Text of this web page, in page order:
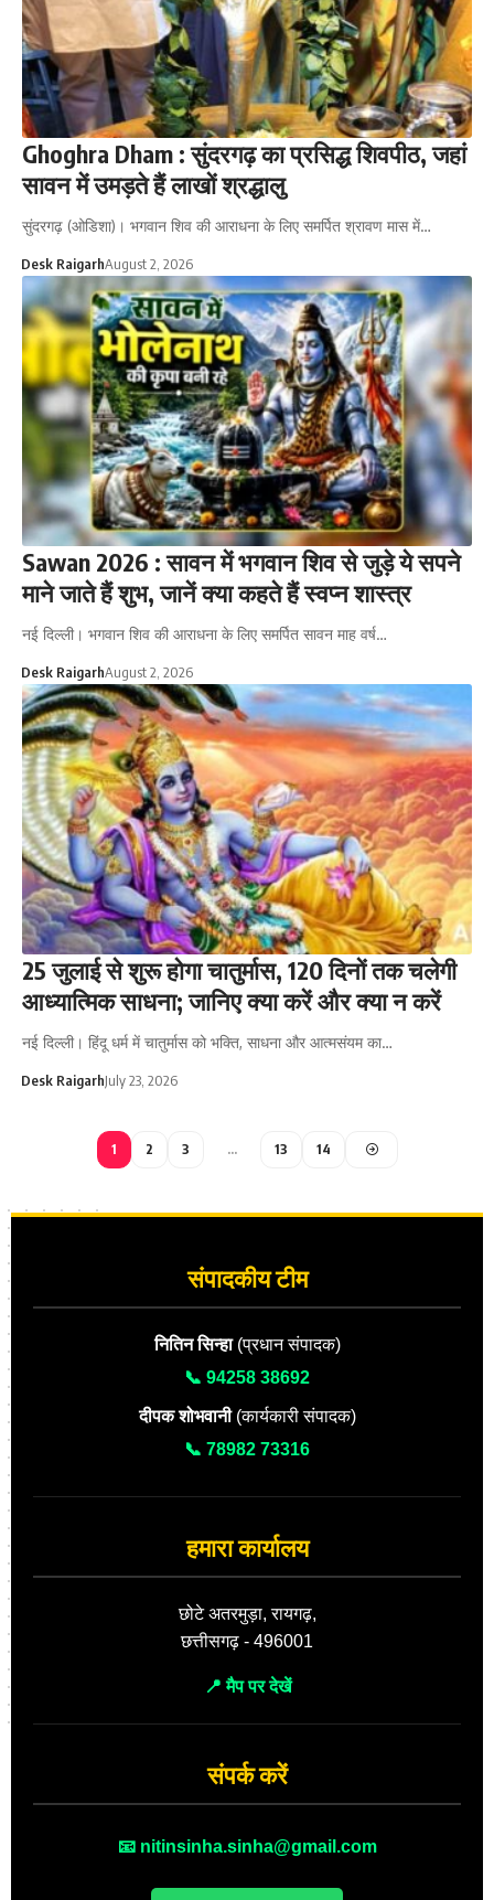
Ghoghra Dham : सुंदरगढ़ का प्रसिद्ध शिवपीठ, जहां
सावन में उमड़ते हैं लाखों श्रद्धालु
सुंदरगढ़ (ओडिशा)। भगवान शिव की आराधना के लिए समर्पित श्रावण मास में…
Desk RaigarhAugust 2, 2026
Sawan 2026 : सावन में भगवान शिव से जुड़े ये सपने
माने जाते हैं शुभ, जानें क्या कहते हैं स्वप्न शास्त्र
नई दिल्ली। भगवान शिव की आराधना के लिए समर्पित सावन माह वर्ष…
Desk RaigarhAugust 2, 2026
25 जुलाई से शुरू होगा चातुर्मास, 120 दिनों तक चलेगी
आध्यात्मिक साधना; जानिए क्या करें और क्या न करें
नई दिल्ली। हिंदू धर्म में चातुर्मास को भक्ति, साधना और आत्मसंयम का…
Desk RaigarhJuly 23, 2026
1 2 3 … 13 14
संपादकीय टीम
नितिन सिन्हा(प्रधान संपादक)
📞 94258 38692
दीपक शोभवानी(कार्यकारी संपादक)
📞 78982 73316
हमारा कार्यालय
छोटे अतरमुड़ा, रायगढ़,
छत्तीसगढ़ - 496001
📍 मैप पर देखें
संपर्क करें
📧 nitinsinha.sinha@gmail.com